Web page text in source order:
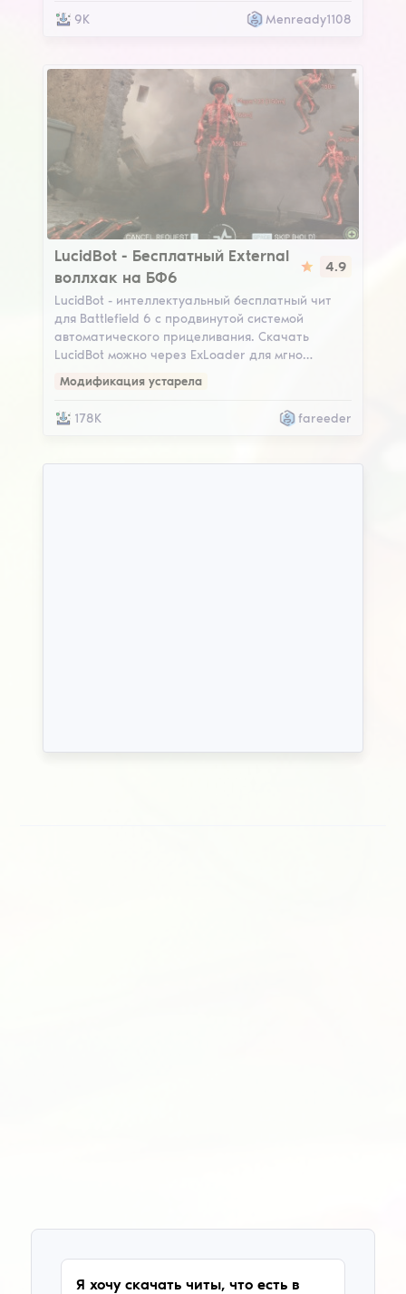
9K Menready1108
LucidBot
LucidBot - Бесплатный External
воллхак на БФ6
4.9
LucidBot - интеллектуальный бесплатный чит
для Battlefield 6 с продвинутой системой
автоматического прицеливания. Скачать
LucidBot можно через ExLoader для мгно…
Модификация устарела
178K fareeder
Я хочу скачать читы, что есть в